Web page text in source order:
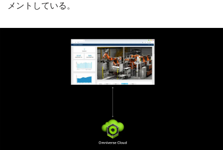
メントしている。